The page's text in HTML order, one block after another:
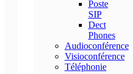
Poste
SIP
Dect
Phones
Audioconférence
Visioconférence
Téléphonie